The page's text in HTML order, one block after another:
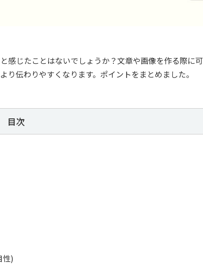
感じたことはないでしょうか？文章や画像を作る際に可
伝わりやすくなります。ポイントをまとめました。
目次
性)